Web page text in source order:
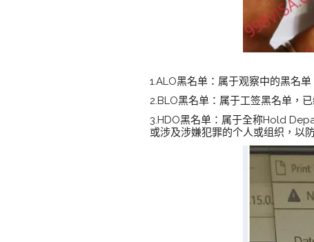
1.ALO黑名单：属于观察中的黑名
2.BLO黑名单：属于工签黑名单，
3.HDO黑名单：属于全称Hold
或涉及涉嫌犯罪的个人或组织，以